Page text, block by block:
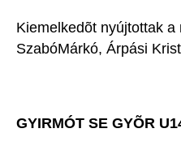
Kiemelkedõt nyújtottak a
SzabóMárkó, Árpási
GYIRMÓT SE GYÕR